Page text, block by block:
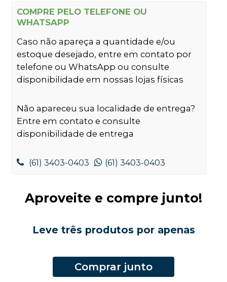
COMPRE PELO TELEFONE OU
WHATSAPP
Caso não apareça a quantidade e/ou
estoque desejado, entre em contato por
telefone ou WhatsApp ou consulte
disponibilidade em nossas lojas físicas
Não apareceu sua localidade de entrega?
Entre em contato e consulte
disponibilidade de entrega
(61) 3403-0403 (61) 3403-0403
Aproveite e compre junto!
Leve três produtos por apenas
Comprar junto